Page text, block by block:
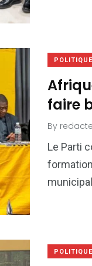
POLITIQUE
faire
By
Le Parti
POLITIQUE